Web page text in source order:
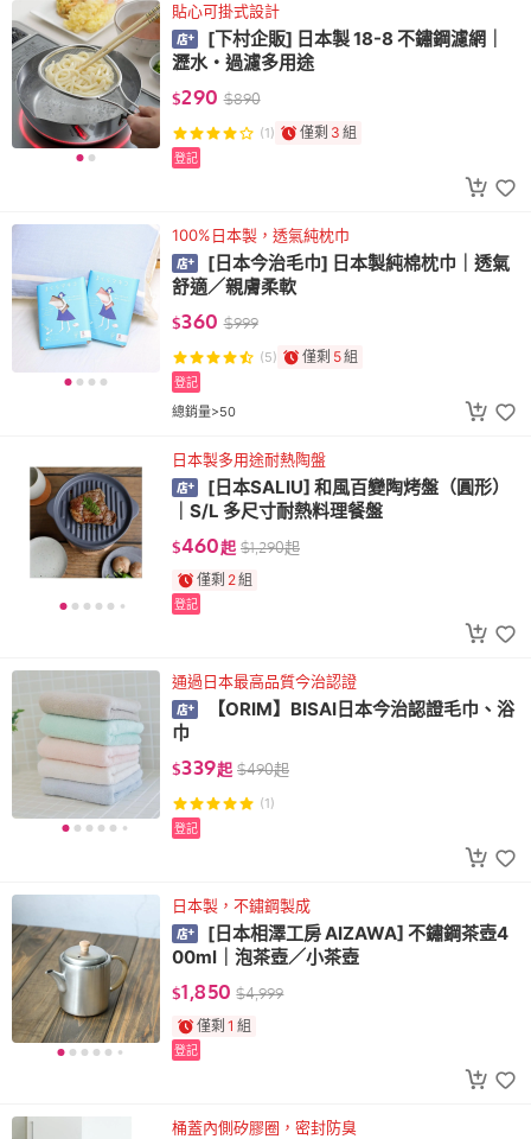
貼心可掛式設計
[下村企販] 日本製 18-8 不鏽鋼濾網｜
瀝水・過濾多用途
$290 $890
(1) 僅剩 3 組
登記
100%日本製，透氣純枕巾
[日本今治毛巾] 日本製純棉枕巾｜透氣
舒適／親膚柔軟
$360 $999
(5) 僅剩 5組
總銷量>50
登記
日本製多用途耐熱陶盤
[日本SALIU] 和風百變陶烤盤（圓形）
｜S/L 多尺寸耐熱料理餐盤
$460起 $1,290起
僅剩 2組
登記
通過日本最高品質今治認證
【ORIM】BISAI日本今治認證毛巾、浴
巾
$339起 $490起
(1)
登記
日本製，不鏽鋼製成
[日本相澤工房 AIZAWA] 不鏽鋼茶壺4
00ml｜泡茶壺／小茶壺
$1,850 $4,999
僅剩 1 組
登記
桶蓋內側矽膠圈，密封防臭